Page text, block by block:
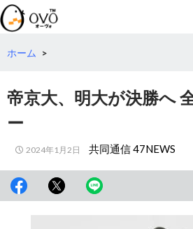
検
索
コ
テ
へ
動
ホーム >
帝京大、明大が決勝へ
ー
2024年1月2日 共同通信 47NEWS